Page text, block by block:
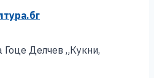
at
s
A
l y
Делчев „Кукни,